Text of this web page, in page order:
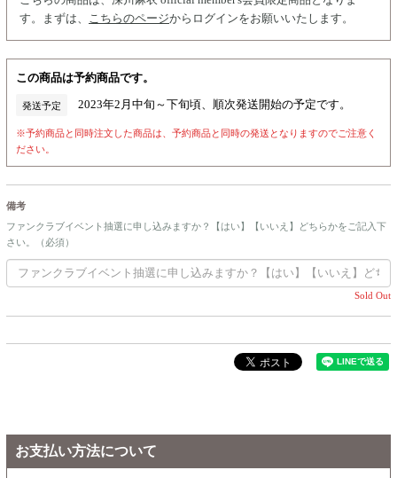
す。まずは、 こちらのページからログインをお願いいたします。
この商品は予約商品です。
発送予定 2023年2月中旬～下旬頃、順次発送開始の予定です。
※予約商品と同時注文した商品は、予約商品と同時の発送となりますのでご注意く
ださい。
備考
ファンクラブイベント抽選に申し込みますか？【はい】【いいえ】どちらかをご記入下
さい。（必須）
Sold Out
お支払い方法について